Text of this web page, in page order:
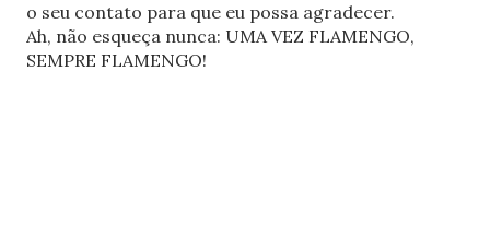
o seu contato para que eu possa agradecer.
Ah, não esqueça nunca: UMA VEZ FLAMENGO,
SEMPRE FLAMENGO!